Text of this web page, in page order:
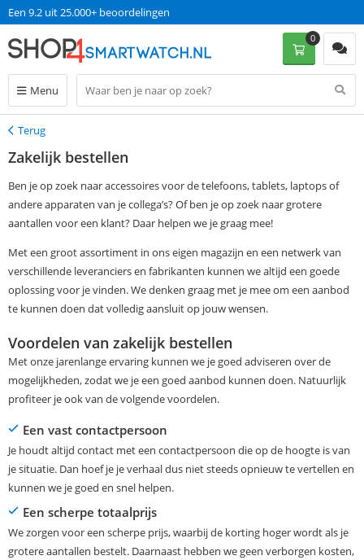
Een 9.2 uit 25.000+ beoordelingen
Menu
0
Terug
Terug
Zakelijk bestellen
Ben je op zoek naar accessoires voor de telefoons, tablets, laptops of
andere apparaten van je collega’s? Of ben je op zoek naar grotere
aantallen voor een klant? Daar helpen we je graag mee!
Met een groot assortiment in ons eigen magazijn en een netwerk van
verschillende leveranciers en fabrikanten kunnen we altijd een goede
oplossing voor je vinden. We denken graag met je mee om een aanbod
te kunnen doen dat volledig aansluit op jouw wensen.
Voordelen van zakelijk bestellen
Met onze jarenlange ervaring kunnen we je goed adviseren over de
mogelijkheden, zodat we je een goed aanbod kunnen doen. Natuurlijk
profiteer je ook van de volgende voordelen.
Een vast contactpersoon
Je houdt altijd contact met een contactpersoon die op de hoogte is van
je situatie. Dan hoef je je verhaal dus niet steeds opnieuw te vertellen en
kunnen we je goed en snel helpen.
Een scherpe totaalprijs
We zorgen voor een scherpe prijs, waarbij de korting hoger wordt als je
grotere aantallen bestelt. Daarnaast hebben we geen verborgen kosten,